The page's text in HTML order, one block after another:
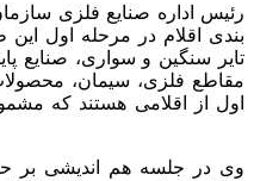
رئیس اداره صنایع فلزی
بندی اقلام در مرحله اول
تایر سنگین و سواری، صنایع
مقاطع فلزی، سیمان،
اول از اقلامی هستند که
وی در جلسه هم اندیشی بر